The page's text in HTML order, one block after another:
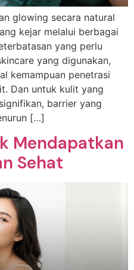
glowing secara natural
kejar melalui berbagai
yang perlu
yang digunakan,
kemampuan penetrasi
Dan untuk kulit yang
barrier yang
[…]
Mendapatkan
Sehat